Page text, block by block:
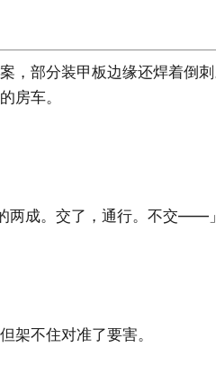
部分装甲板边缘还焊着倒
房车。
两成。交了，通行。不交——」
不住对准了要害。